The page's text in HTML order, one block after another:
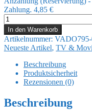
Zahlung. 4,85 €
Lilo
&
Stitch
Rucksack
Furry
Fantasy
Menge
In den Warenkorb
Artikelnummer:
Neueste Artikel, TV &
Beschreibung
Produktsicherheit
Rezensionen (0)
Beschreibung